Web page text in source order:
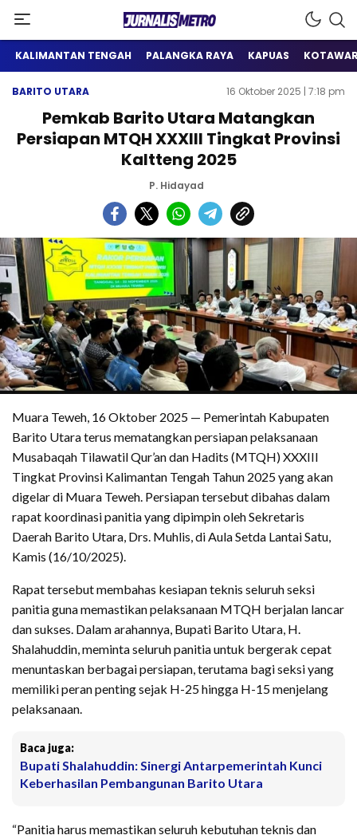
Jurnalis Metro
Satu Wadah Informasi
KALIMANTAN TENGAH PALANGKA RAYA KAPUAS
BARITO UTARA 16 Oktober 2025 | 7:18 pm
Pemkab Barito Utara Matangkan
Persiapan MTQH XXXIII Tingkat Provinsi
Kaltteng 2025
P. Hidayad
Muara Teweh, 16 Oktober 2025 — Pemerintah Kabupaten
Barito Utara terus mematangkan persiapan pelaksanaan
Musabaqah Tilawatil Qur’an dan Hadits (MTQH) XXXIII
Tingkat Provinsi Kalimantan Tengah Tahun 2025 yang akan
digelar di Muara Teweh. Persiapan tersebut dibahas dalam
rapat koordinasi panitia yang dipimpin oleh Sekretaris
Daerah Barito Utara, Drs. Muhlis, di Aula Setda Lantai Satu,
Kamis (16/10/2025).
Rapat tersebut membahas kesiapan teknis seluruh seksi
panitia guna memastikan pelaksanaan MTQH berjalan lancar
dan sukses. Dalam arahannya, Bupati Barito Utara, H.
Shalahuddin, meminta seluruh panitia untuk bergerak cepat
menuntaskan berbagai persiapan, terutama bagi seksi yang
memiliki peran penting sejak H-25 hingga H-15 menjelang
pelaksanaan.
Baca juga:
Bupati Shalahuddin: Sinergi Antarpemerintah Kunci
Keberhasilan Pembangunan Barito Utara
“Panitia harus memastikan seluruh kebutuhan teknis dan